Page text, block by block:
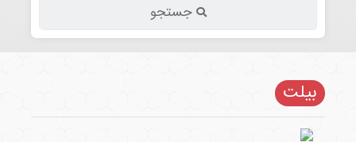
جستجو
بیلت